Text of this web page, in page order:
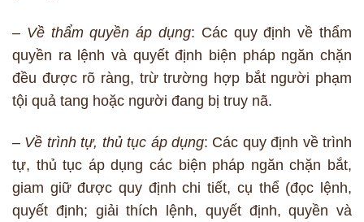
– Về thẩm quyền áp dụng: Các quy định về thẩm
quyền ra lệnh và quyết định biện pháp ngăn chặn
đều được rõ ràng, trừ trường hợp bắt người phạm
tội quả tang hoặc người đang bị truy nã.
– Về trình tự, thủ tục áp dụng: Các quy định về trình
tự, thủ tục áp dụng các biện pháp ngăn chặn bắt,
giam giữ được quy định chi tiết, cụ thể (đọc lệnh,
quyết định; giải thích lệnh, quyết định, quyền và